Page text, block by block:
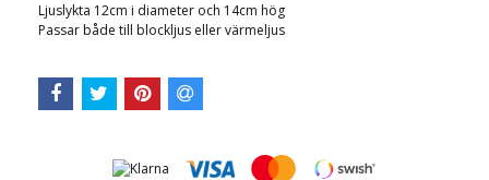
Ljuslykta 12cm i diameter och 14cm hög
Passar både till blockljus eller värmeljus